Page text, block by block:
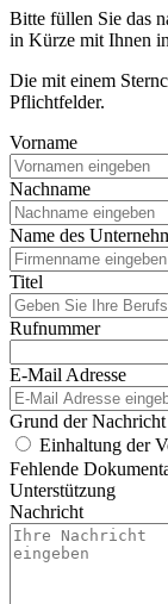
Bitte füllen Sie das
in Kürze mit Ihnen
Die mit einem
Pflichtfelder.
Vorname
Nachname
Name des
Titel
Rufnummer
E-Mail Adresse
Grund der Nachricht
Einhaltung der
Fehlende
Unterstützung
Nachricht